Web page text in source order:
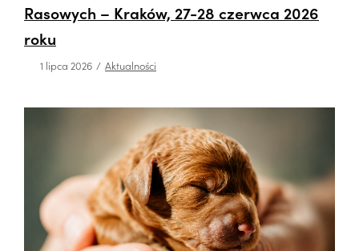
Rasowych – Kraków, 27-28 czerwca 2026
roku
1 lipca 2026 Aktualności